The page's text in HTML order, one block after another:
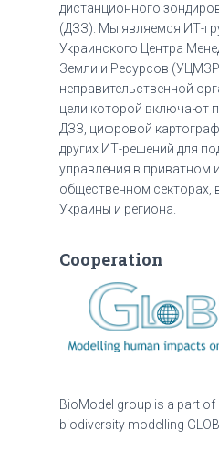
дистанционного
(ДЗЗ). Мы являемся ИТ-
Украинского Центра
Земли и Ресурсов
неправительственной
цели которой включают
ДЗЗ, цифровой
других ИТ-решений для
управления в приватном и
общественном секторах,
Украины и региона.
Cooperation
BioModel group is a part of
biodiversity modelling